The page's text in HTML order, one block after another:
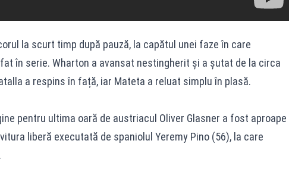
la scurt timp după pauză, la capătul unei faze în care
în serie. Wharton a avansat nestingherit și a șutat de la circa
a respins în față, iar Mateta a reluat simplu în plasă.
pentru ultima oară de austriacul Oliver Glasner a fost aproape
liberă executată de spaniolul Yeremy Pino (56), la care